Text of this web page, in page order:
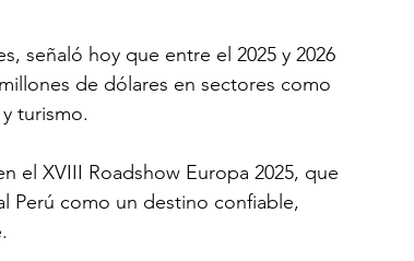
señaló hoy que entre el 2025 y 2026
de dólares en sectores como
turismo.
el XVIII Roadshow Europa 2025, que
Perú como un destino confiable,